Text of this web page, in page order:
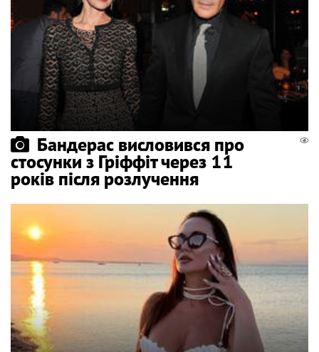
Бандерас висловився про
стосунки з Гріффіт через 11
років після розлучення